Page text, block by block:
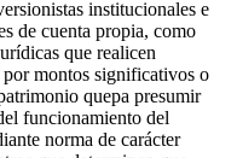
institucionales e
de cuenta propia, como
que realicen
montos significativos o
quepa presumir
funcionamiento del
norma de carácter